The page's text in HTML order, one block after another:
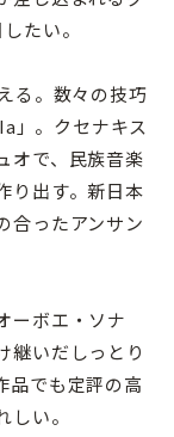
たい。
る。数々の技巧
」。クセナキス
オで、民族音楽
り出す。新日本
合ったアンサン
ーボエ・ソナ
継いだしっとり
品でも定評の高
い。